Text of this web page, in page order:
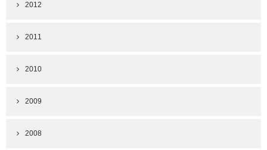
2012
2011
2010
2009
2008